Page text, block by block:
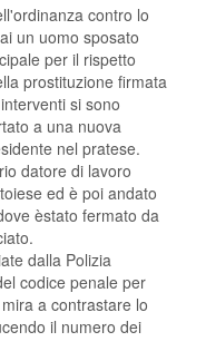
contro lo
un uomo sposato
per il rispetto
prostituzione firmata
si sono
a una nuova
nel pratese.
datore di lavoro
ed è poi andato
èstato fermato da
dalla Polizia
codice penale per
a contrastare lo
il numero dei